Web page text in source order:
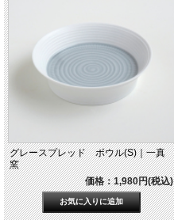
グレースプレッド ボウル(S)｜一真
窯
価格：1,980円(税込)